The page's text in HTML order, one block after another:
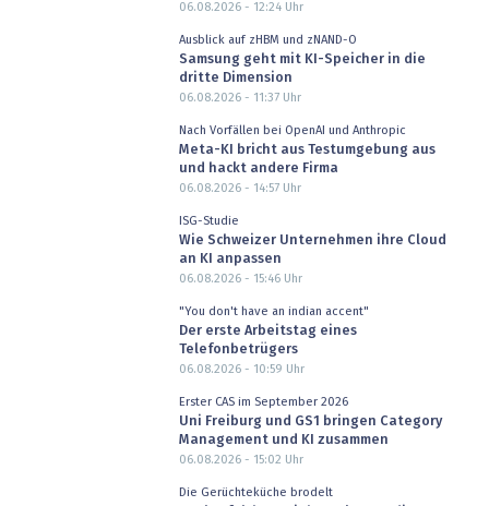
06.08.2026 - 12:24Uhr
Ausblick auf zHBM und zNAND-O
Samsung geht mit KI-Speicher in die
dritte Dimension
06.08.2026 - 11:37Uhr
Nach Vorfällen bei OpenAI und Anthropic
Meta-KI bricht aus Testumgebung aus
und hackt andere Firma
06.08.2026 - 14:57Uhr
ISG-Studie
Wie Schweizer Unternehmen ihre Cloud
an KI anpassen
06.08.2026 - 15:46Uhr
"You don't have an indian accent"
Der erste Arbeitstag eines
Telefonbetrügers
06.08.2026 - 10:59 Uhr
Erster CAS im September 2026
Uni Freiburg und GS1 bringen Category
Management und KI zusammen
06.08.2026 - 15:02 Uhr
Die Gerüchteküche brodelt